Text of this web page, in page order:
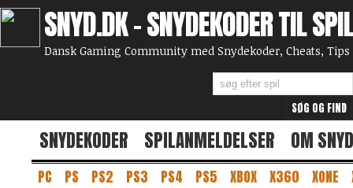
SNYD.DK - SNYDEKODER TIL SPIL
Dansk Gaming Community med Snydekoder, Cheats,
SNYDEKODER SPILANMELDELSER OM SNYD
PC PS PS2 PS3 PS4 PS5 XBOX X360 XONE